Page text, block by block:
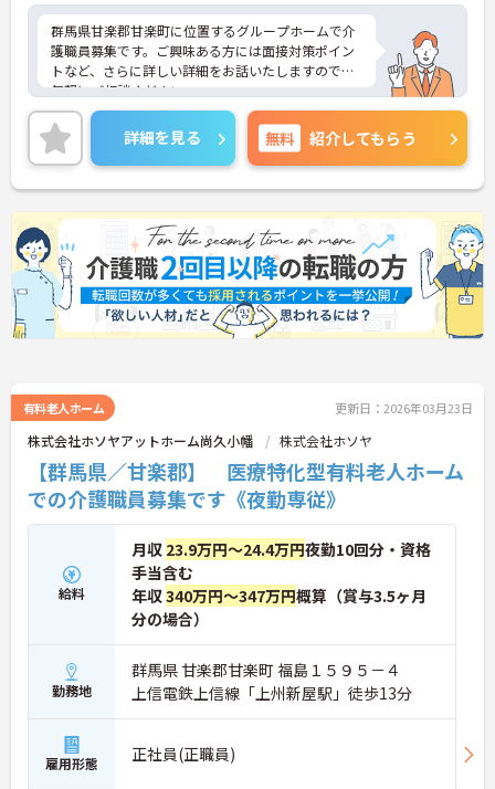
群馬県甘楽郡甘楽町に位置するグループホームで介
護職員募集です。ご興味ある方には面接対策ポイン
トなど、さらに詳しい詳細をお話いたしますのでお
気軽にご相談ください。
詳細を見る 無料 紹介してもらう
有料老人ホーム 更新日：2026年03月23日
株式会社ホソヤアットホーム尚久小幡 株式会社ホソヤ
【群馬県／甘楽郡】 医療特化型有料老人ホーム
での介護職員募集です《夜勤専従》
給料
月収 23.9万円～24.4万円夜勤10回分・資格
手当含む
年収340万円～347万円概算（賞与3.5ヶ月
分の場合）
勤務地
群馬県 甘楽郡甘楽町 福島１５９５－４
上信電鉄上信線「上州新屋駅」徒歩13分
雇用形態 正社員(正職員)